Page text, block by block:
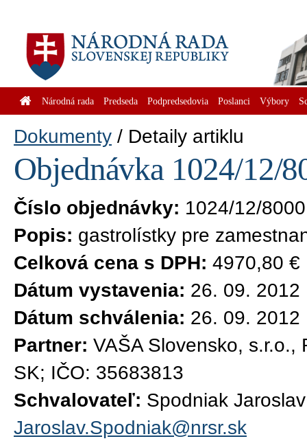
Národná rada Predseda Podpredsedovia Poslanci Výbory
Dokumenty Detaily artiklu
Objednávka 1024/12/
Číslo objednávky: 1024/12/8000
Popis: gastrolístky pre
Celková cena s DPH: 4970,80 €
Dátum vystavenia: 26. 09. 2012
Dátum schválenia: 26. 09. 2012
Partner: VAŠA Slovensko,
SK; IČO: 35683813
Schvalovateľ: Spodniak
Jaroslav.Spodniak@nrsr.sk